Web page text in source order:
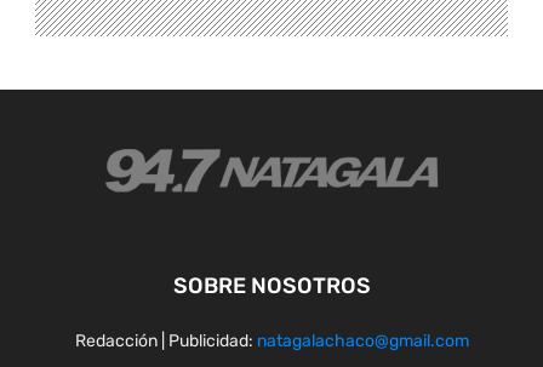
SOBRE NOSOTROS
Redacción | Publicidad: natagalachaco@gmail.com